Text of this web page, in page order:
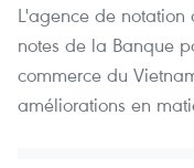
L'agence de
notes de la Banque
commerce du
améliorations en